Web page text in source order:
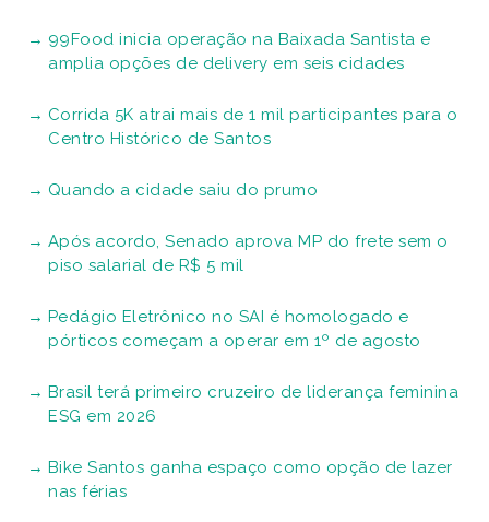
99Food inicia operação na Baixada Santista e
amplia opções de delivery em seis cidades
Corrida 5K atrai mais de 1 mil participantes para o
Centro Histórico de Santos
Quando a cidade saiu do prumo
Após acordo, Senado aprova MP do frete sem o
piso salarial de R$ 5 mil
Pedágio Eletrônico no SAI é homologado e
pórticos começam a operar em 1º de agosto
Brasil terá primeiro cruzeiro de liderança feminina
ESG em 2026
Bike Santos ganha espaço como opção de lazer
nas férias